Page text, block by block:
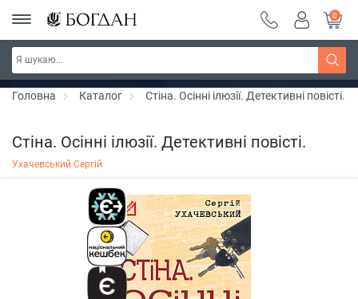
Серія "Чейзіана" ~ знижка 20%
0
Головна Каталог Стіна. Осінні ілюзії. Детективні повісті.
Стіна. Осінні ілюзії. Детективні повісті.
Ухачевський Сергій